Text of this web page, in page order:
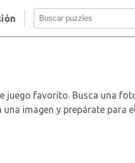
juego favorito. Busca una
imagen y prepárate para